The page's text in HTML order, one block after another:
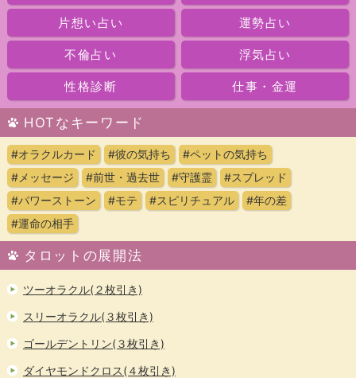
片想い占い 運勢占い
不倫占い 浮気占い
性格診断 仕事・金運
HOTなキーワード
#オラクルカード #彼の気持ち
#ペットの気持ち
#メッセージ
#前世・過去世 #守護霊
#スプレッド
#パワーストーン
#モテ #スピリチュアル
#年の差
#運命の相手
タロットの展開法
ツーオラクル(２枚引き)
スリーオラクル(３枚引き)
ゴールデントリン(３枚引き)
ダイヤモンドクロス(４枚引き)